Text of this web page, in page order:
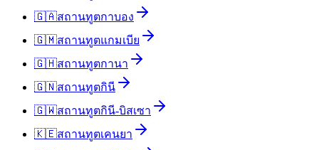
🇬🇦สถานทูตกาบอง
🇬🇲สถานทูตแกมเบีย
🇬🇭สถานทูตกานา
🇬🇳สถานทูตกินี
🇬🇼สถานทูตกินี-บิสเซา
🇰🇪สถานทูตเคนยา